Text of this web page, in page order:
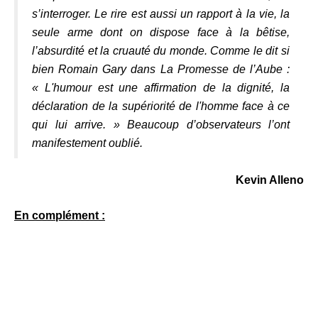
s’interroger. Le rire est aussi un rapport à la vie, la
seule arme dont on dispose face à la bêtise,
l’absurdité et la cruauté du monde. Comme le dit si
bien Romain Gary dans La Promesse de l’Aube:
« L'humour est une affirmation de la dignité, la
déclaration de la supériorité de l'homme face à ce
qui lui arrive. » Beaucoup d’observateurs l’ont
manifestement oublié.
Kevin Alleno
En complément :